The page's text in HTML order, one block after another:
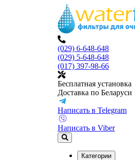
(029) 6-648-648
(029) 5-648-648
(017) 397-98-66
Бесплатная установка
Доставка по Беларуси
Написать в Telegram
Написать в Viber
Категории